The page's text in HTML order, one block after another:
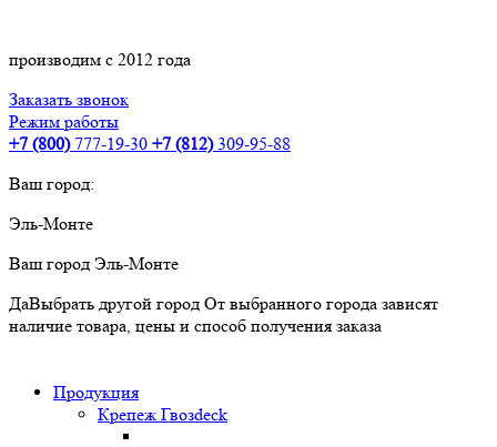
производим с 2012 года
Заказать звонок
Режим работы
+7 (800)777-19-30 +7 (812)309-95-88
Ваш город:
Эль-Монте
Ваш город Эль-Монте
ДаВыбрать другой город От выбранного города зависят
наличие товара, цены и способ получения заказа
Продукция
Крепеж Гвозdeck